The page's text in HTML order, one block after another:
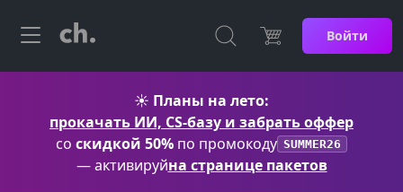
Войти
☀️ Планы на лето:
прокачать ИИ, CS-базу и забрать оффер
со скидкой 50% по промокоду SUMMER26
— активируйна странице пакетов